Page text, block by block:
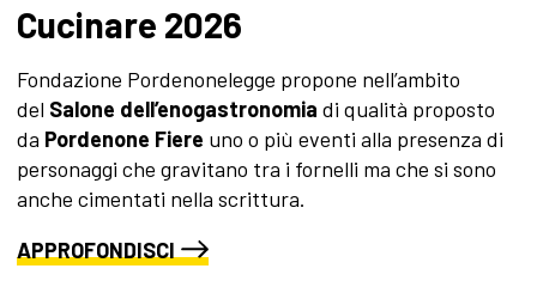
Cucinare 2026
Fondazione Pordenonelegge propone nell’ambito
del Salone dell’enogastronomia di qualità proposto
da Pordenone Fiere uno o più eventi alla presenza di
personaggi che gravitano tra i fornelli ma che si sono
anche cimentati nella scrittura.
APPROFONDISCI